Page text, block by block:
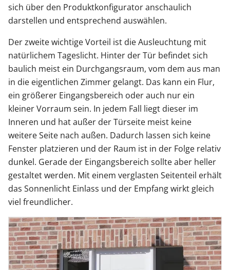
sich über den Produktkonfigurator anschaulich
darstellen und entsprechend auswählen.
Der zweite wichtige Vorteil ist die Ausleuchtung mit
natürlichem Tageslicht. Hinter der Tür befindet sich
baulich meist ein Durchgangsraum, vom dem aus man
in die eigentlichen Zimmer gelangt. Das kann ein Flur,
ein größerer Eingangsbereich oder auch nur ein
kleiner Vorraum sein. In jedem Fall liegt dieser im
Inneren und hat außer der Türseite meist keine
weitere Seite nach außen. Dadurch lassen sich keine
Fenster platzieren und der Raum ist in der Folge relativ
dunkel. Gerade der Eingangsbereich sollte aber heller
gestaltet werden. Mit einem verglasten Seitenteil erhält
das Sonnenlicht Einlass und der Empfang wirkt gleich
viel freundlicher.